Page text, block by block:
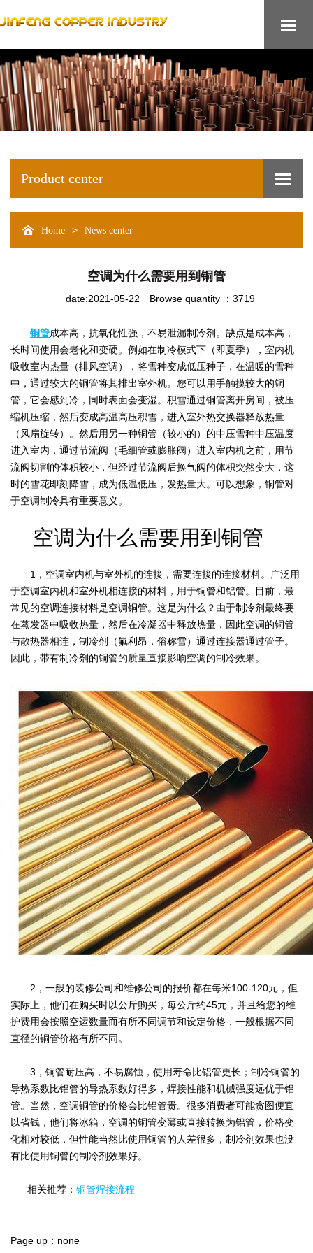
Product center
Home > News center
空调为什么需要用到铜管
date:2021-05-22 Browse quantity ：3719
铜管成本高，抗氧化性强，不易泄漏制冷剂。缺点是成本高，
长时间使用会老化和变硬。例如在制冷模式下（即夏季），室内机
吸收室内热量（排风空调），将雪种变成低压种子，在温暖的雪种
中，通过较大的铜管将其排出室外机。您可以用手触摸较大的铜
管，它会感到冷，同时表面会变湿。积雪通过铜管离开房间，被压
缩机压缩，然后变成高温高压积雪，进入室外热交换器释放热量
（风扇旋转）。然后用另一种铜管（较小的）的中压雪种中压温度
进入室内，通过节流阀（毛细管或膨胀阀）进入室内机之前，用节
流阀切割的体积较小，但经过节流阀后换气阀的体积突然变大，这
时的雪花即刻降雪，成为低温低压，发热量大。可以想象，铜管对
于空调制冷具有重要意义。
空调为什么需要用到铜管
1，空调室内机与室外机的连接，需要连接的连接材料。广泛用
于空调室内机和室外机相连接的材料，用于铜管和铝管。目前，最
常见的空调连接材料是空调铜管。这是为什么？由于制冷剂最终要
在蒸发器中吸收热量，然后在冷凝器中释放热量，因此空调的铜管
与散热器相连，制冷剂（氟利昂，俗称雪）通过连接器通过管子。
因此，带有制冷剂的铜管的质量直接影响空调的制冷效果。
2，一般的装修公司和维修公司的报价都在每米100-120元，但
实际上，他们在购买时以公斤购买，每公斤约45元，并且给您的维
护费用会按照空运数量而有所不同调节和设定价格，一般根据不同
直径的铜管价格有所不同。
3，铜管耐压高，不易腐蚀，使用寿命比铝管更长；制冷铜管的
导热系数比铝管的导热系数好得多，焊接性能和机械强度远优于铝
管。当然，空调铜管的价格会比铝管贵。很多消费者可能贪图便宜
以省钱，他们将冰箱，空调的铜管变薄或直接转换为铝管，价格变
化相对较低，但性能当然比使用铜管的人差很多，制冷剂效果也没
有比使用铜管的制冷剂效果好。
相关推荐： 铜管焊接流程
Page up： none